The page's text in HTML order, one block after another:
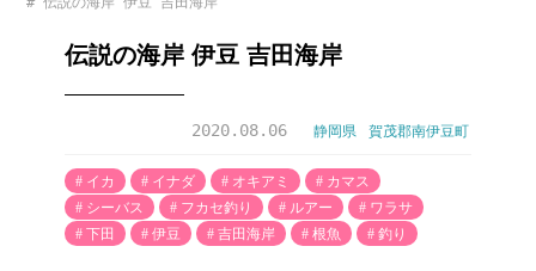
伝説の海岸 伊豆 吉田海岸
2020.08.06 静岡県 賀茂郡南伊豆町
イカ イナダ オキアミ
カマス
シーバス
フカセ釣り ルアー
ワラサ
下田
伊豆 吉田海岸 根魚 釣り